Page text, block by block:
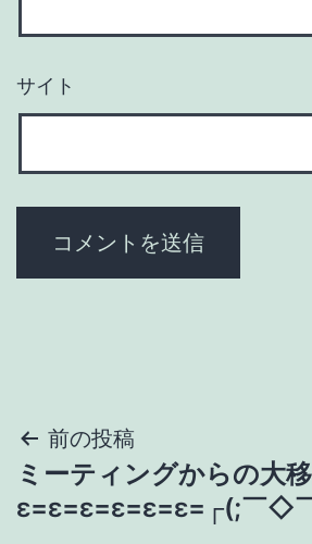
サイト
投
稿
前の投稿
ミーティングからの大
ε=ε=ε=ε=ε=ε=┌(;￣◇